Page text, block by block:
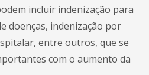
incluir indenização para
doenças, indenização por
entre outros, que se
com o aumento da